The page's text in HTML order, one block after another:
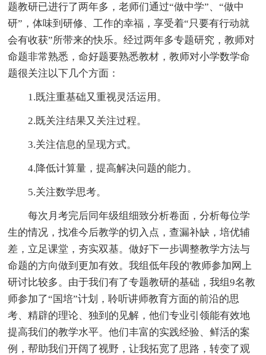
题教研已进行了两年多，老师们通过“做中学”、“做中
研”，体味到研修、工作的幸福，享受着“只要有行动就
会有收获”所带来的快乐。经过两年多专题研究，教师对
命题非常熟悉，命好题要熟悉教材，教师对小学数学命
题很关注以下几个方面：
1.既注重基础又重视灵活运用。
2.既关注结果又关注过程。
3.关注信息的呈现方式。
4.降低计算量，提高解决问题的能力。
5.关注数学思考。
每次月考完后同年级组细致分析卷面，分析每位学
生的情况，找准今后教学的切入点，查漏补缺，培优辅
差，立足课堂，夯实双基。做好下一步调整教学方法与
命题的方向做到更加有效。我组低年段的'教师参加网上
研讨比较多。由于我们有了专题教研的基础，我组9名教
师参加了“国培”计划，聆听讲师教育方面的前沿的思
考、精辟的理论、独到的见解，他们专业引领能有效地
提高我们的教学水平。他们丰富的实践经验、鲜活的案
例，帮助我们开阔了视野，让我拓宽了思路，转变了观